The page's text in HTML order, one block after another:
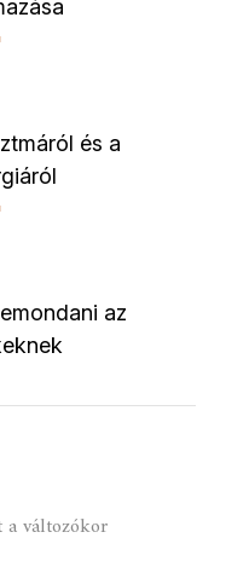
és a
az
a változókor